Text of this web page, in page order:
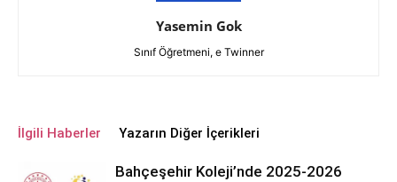
Yasemin Gok
Sınıf Öğretmeni, e Twinner
İlgili Haberler Yazarın Diğer İçerikleri
Bahçeşehir Koleji’nde 2025-2026